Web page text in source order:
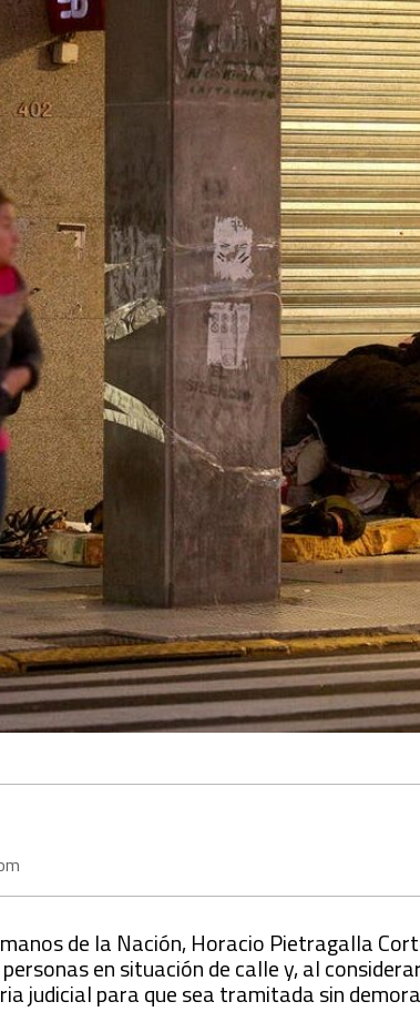
de la Nación, Horacio Pietragalla
en situación de calle y, al
judicial para que sea tramitada sin